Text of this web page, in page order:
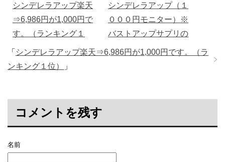
シンデレラアップ楽天
⇒6,986円が1,000円で
す。（ランキング１
位）
シンデレラアップ（１
０００円モニター）※
バストアップサプリの
紹介
「 シンデレラアップ楽天⇒6,986円が1,000円です。（ラ
ンキング１位）
」
コメントを残す
名前